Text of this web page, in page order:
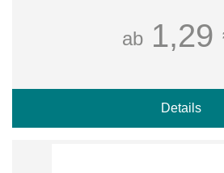
ab 1,29
Details